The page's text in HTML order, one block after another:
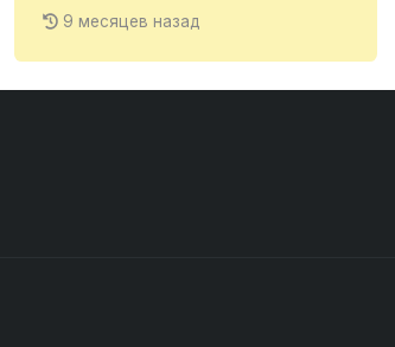
9 месяцев назад